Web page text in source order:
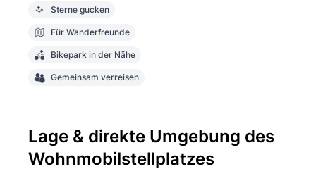
Sterne gucken
Für Wanderfreunde
Bikepark in der Nähe
Gemeinsam verreisen
Lage & direkte Umgebung des
Wohnmobilstellplatzes